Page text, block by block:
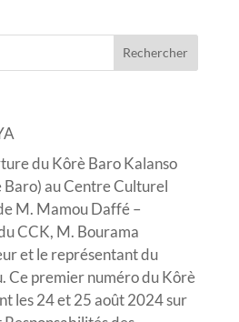
du Kôrè Baro Kalanso
au Centre Culturel
M. Mamou Daffé –
CCK, M. Bourama
et le représentant du
Ce premier numéro du Kôrè
les 24 et 25 août 2024 sur